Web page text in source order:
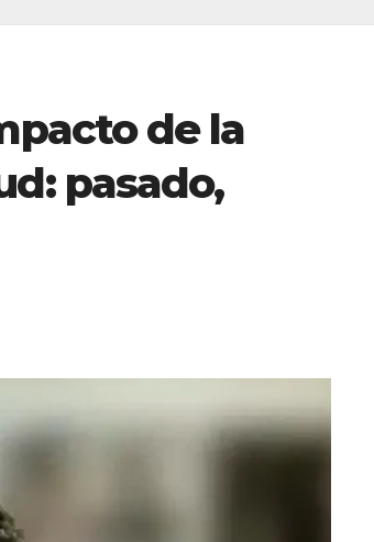
de la
pasado,